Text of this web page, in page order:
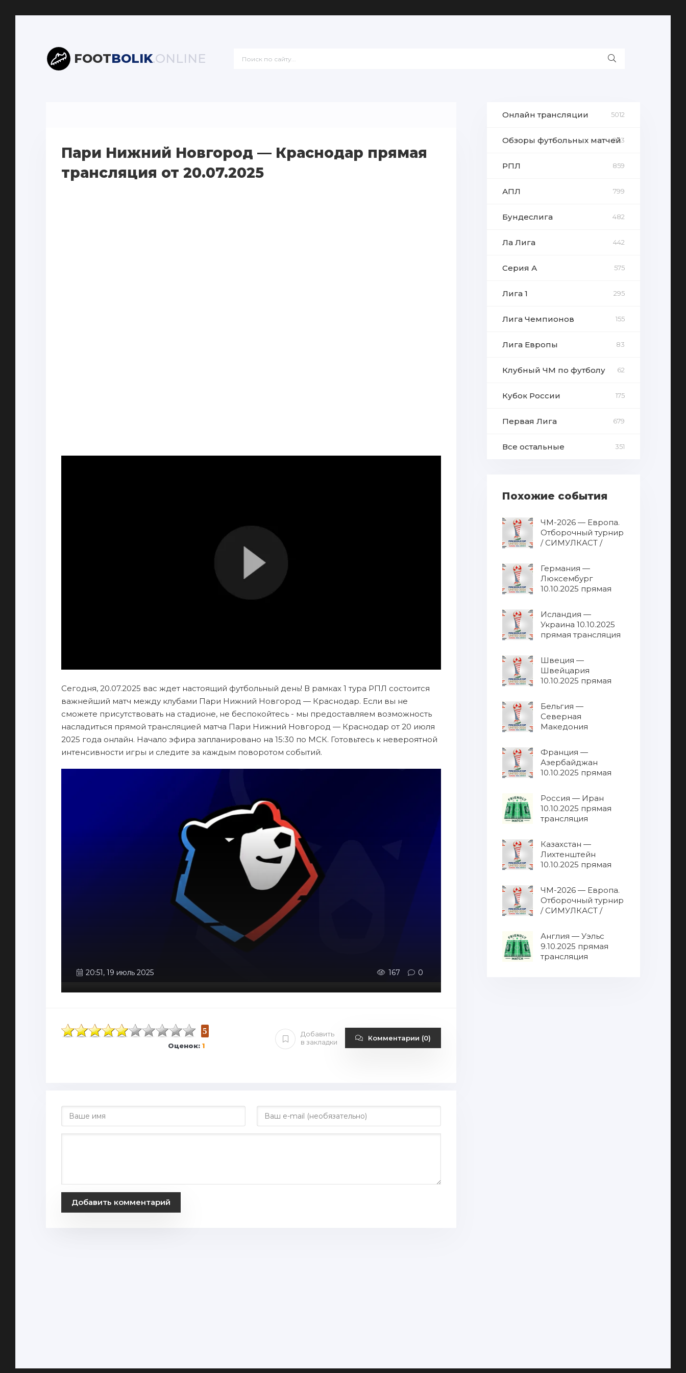
FOOTBOLIK.ONLINE
Пари Нижний Новгород — Краснодар прямая
трансляция от 20.07.2025
Сегодня, 20.07.2025 вас ждет настоящий футбольный день! В рамках 1 тура РПЛ состоится
важнейший матч между клубами Пари Нижний Новгород — Краснодар. Если вы не
сможете присутствовать на стадионе, не беспокойтесь - мы предоставляем возможность
насладиться прямой трансляцией матча Пари Нижний Новгород — Краснодар от 20 июля
2025 года онлайн. Начало эфира запланировано на 15:30 по МСК. Готовьтесь к невероятной
интенсивности игры и следите за каждым поворотом событий.
20:51, 19 июль 2025 167 0
5
Оценок: 1
Добавить
в закладки
Комментарии (0)
Добавить комментарий
Онлайн трансляции 5012
Обзоры футбольных матчей
233
РПЛ 859
АПЛ 799
Бундеслига 482
Ла Лига 442
Серия А 575
Лига 1 295
Лига Чемпионов 155
Лига Европы 83
Клубный ЧМ по футболу 62
Кубок России 175
Первая Лига 679
Все остальные 351
Похожие события
ЧМ-2026 — Европа.
Отборочный турнир
/ СИМУЛКАСТ /
10.10.2025 / Все
матчи в одном
эфире 10.10.2025
прямая трансляция
Германия —
Люксембург
10.10.2025 прямая
Исландия —
Украина 10.10.2025
прямая трансляция
Швеция —
Швейцария
10.10.2025 прямая
Бельгия —
Северная
Македония
трансляция
Франция —
Азербайджан
10.10.2025 прямая
Россия — Иран
10.10.2025 прямая
трансляция
Казахстан —
Лихтенштейн
10.10.2025 прямая
ЧМ-2026 — Европа.
Отборочный турнир
/ СИМУЛКАСТ /
9.10.2025 / Все матчи
в одном эфире
8.10.2025 прямая
трансляция
Англия — Уэльс
9.10.2025 прямая
трансляция